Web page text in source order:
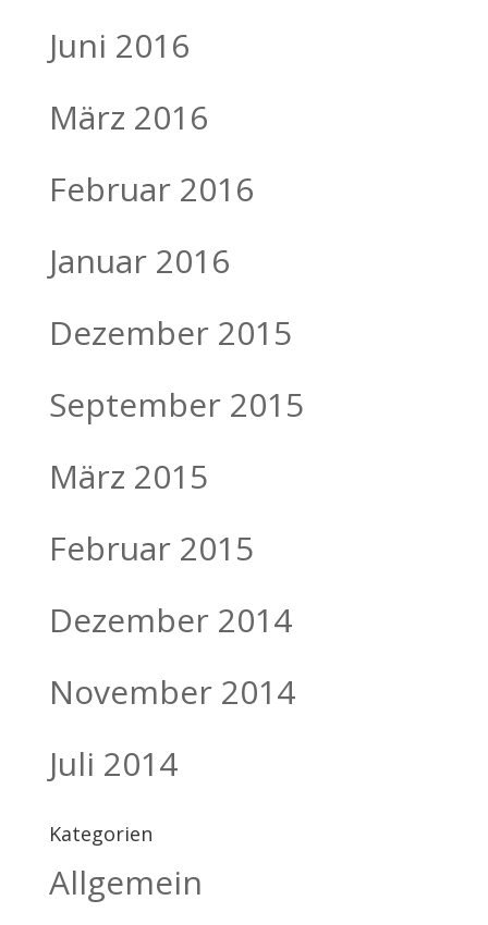
Juni 2016
März 2016
Februar 2016
Januar 2016
Dezember 2015
September 2015
März 2015
Februar 2015
Dezember 2014
November 2014
Juli 2014
Kategorien
Allgemein